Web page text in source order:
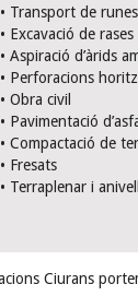
• Transport de runes
• Excavació de
• Aspiració d’àrids
• Perforacions
• Obra civil
• Pavimentació
• Compactació de
• Fresats
• Terraplenar i
Ciurans